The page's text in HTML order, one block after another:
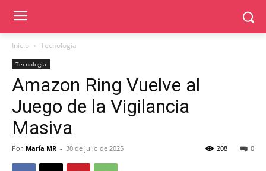
Inicio Tecnología
Tecnología
Amazon Ring Vuelve al
Juego de la Vigilancia
Masiva
Por María MR - 30 de julio de 2025 0
208